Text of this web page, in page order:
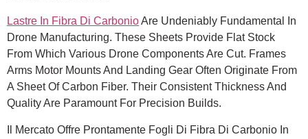
Lastre In Fibra Di CarbonioAre Undeniably Fundamental In
Drone Manufacturing. These Sheets Provide Flat Stock
From Which Various Drone Components Are Cut. Frames
Arms Motor Mounts And Landing Gear Often Originate From
A Sheet Of Carbon Fiber. Their Consistent Thickness And
Quality Are Paramount For Precision Builds.
Il Mercato Offre Prontamente Fogli Di Fibra Di Carbonio In